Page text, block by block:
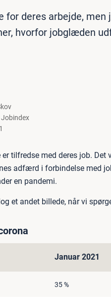
for deres arbejde,
hvorfor jobglæden
Jobindex
er tilfredse med deres job.
adfærd i forbindelse med
en pandemi.
et andet billede, når vi
Januar 2021
35 %